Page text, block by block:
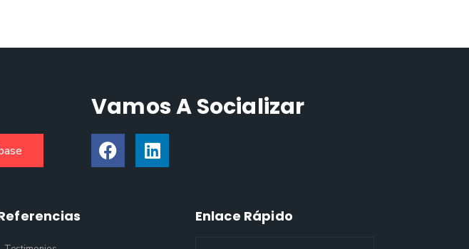
Vamos A Socializar
Enlace Rápido